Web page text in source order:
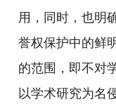
用，同时，也明
誉权保护中的鲜
的范围，即不对
以学术研究为名